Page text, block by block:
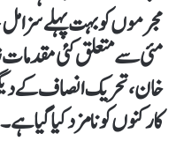
مئی سے متعلق کئی
خان، تحریک انصاف کے
کارکنوں کو نامزد کیا گیا ہے۔